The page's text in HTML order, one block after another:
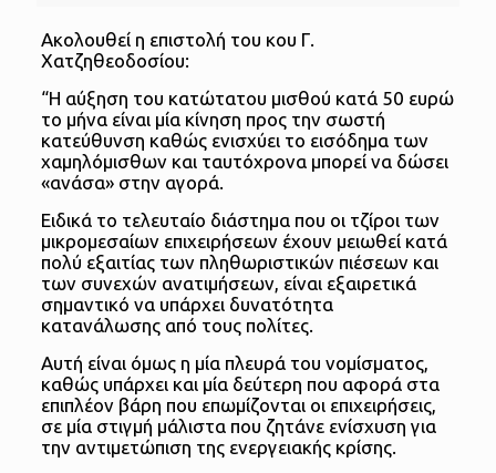
Ακολουθεί η επιστολή του κου Γ.
Χατζηθεοδοσίου:
“Η αύξηση του κατώτατου μισθού κατά 50 ευρώ
το μήνα είναι μία κίνηση προς την σωστή
κατεύθυνση καθώς ενισχύει το εισόδημα των
χαμηλόμισθων και ταυτόχρονα μπορεί να δώσει
«ανάσα» στην αγορά.
Ειδικά το τελευταίο διάστημα που οι τζίροι των
μικρομεσαίων επιχειρήσεων έχουν μειωθεί κατά
πολύ εξαιτίας των πληθωριστικών πιέσεων και
των συνεχών ανατιμήσεων, είναι εξαιρετικά
σημαντικό να υπάρχει δυνατότητα
κατανάλωσης από τους πολίτες.
Αυτή είναι όμως η μία πλευρά του νομίσματος,
καθώς υπάρχει και μία δεύτερη που αφορά στα
επιπλέον βάρη που επωμίζονται οι επιχειρήσεις,
σε μία στιγμή μάλιστα που ζητάνε ενίσχυση για
την αντιμετώπιση της ενεργειακής κρίσης.